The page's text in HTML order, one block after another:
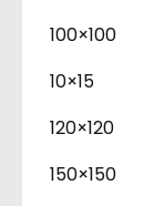
100×100
10×15
120×120
150×150